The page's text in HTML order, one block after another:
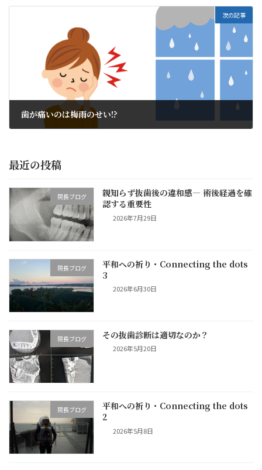
次の記事
歯が痛いのは梅雨のせい!?
最近の投稿
院長ブログ
親知らず抜歯後の違和感― 術後経過を確
認する重要性
2026年7月29日
院長ブログ
平和への祈り・Connecting the dots
3
2026年6月30日
院長ブログ その抜歯診断は適切なのか？
2026年5月20日
院長ブログ
平和への祈り・Connecting the dots
2
2026年5月8日